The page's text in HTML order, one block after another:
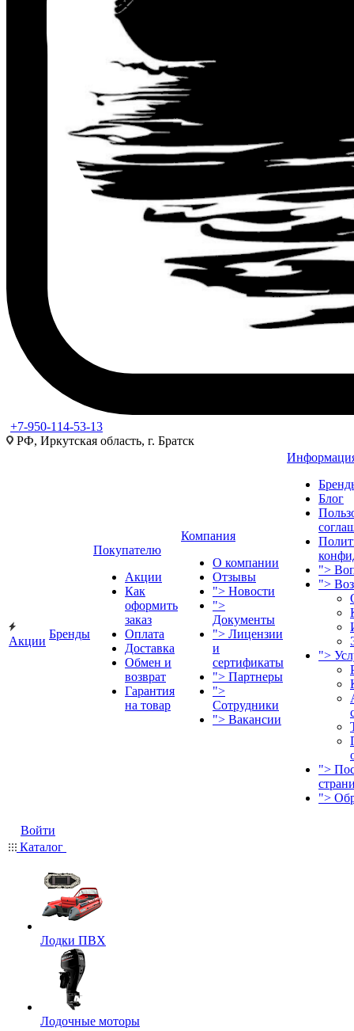
+7-950-114-53-13
РФ, Иркутская область, г. Братск
Акции
Бренды
Покупателю
Акции
Как
оформить
заказ
Оплата
Доставка
Обмен и
возврат
Гарантия
на товар
Компания
О компании
Отзывы
"> Новости
">
Документы
"> Лицензии
и
сертификаты
"> Партнеры
">
Сотрудники
"> Вакансии
Блог
">
">
">
">
">
Войти
Каталог
Лодки ПВХ
Лодочные моторы